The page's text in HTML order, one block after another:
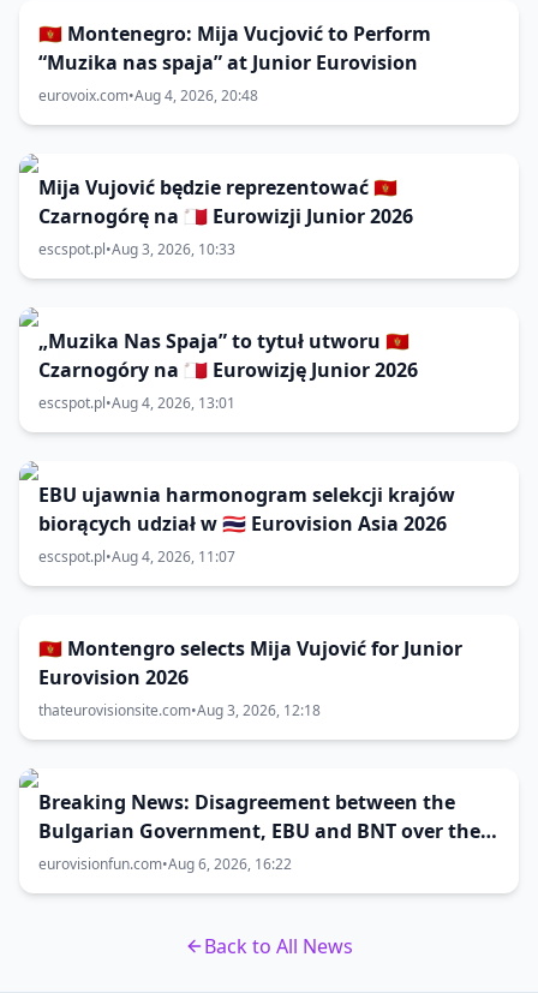
🇲🇪 Montenegro: Mija Vucjović to Perform
“Muzika nas spaja” at Junior Eurovision
eurovoix.com•Aug 4, 2026, 20:48
Mija Vujović będzie reprezentować 🇲🇪
Czarnogórę na 🇲🇹 Eurowizji Junior 2026
escspot.pl•Aug 3, 2026, 10:33
„Muzika Nas Spaja” to tytuł utworu 🇲🇪
Czarnogóry na 🇲🇹 Eurowizję Junior 2026
escspot.pl•Aug 4, 2026, 13:01
EBU ujawnia harmonogram selekcji krajów
biorących udział w 🇹🇭 Eurovision Asia 2026
escspot.pl•Aug 4, 2026, 11:07
🇲🇪 Montengro selects Mija Vujović for Junior
Eurovision 2026
thateurovisionsite.com•Aug 3, 2026, 12:18
Breaking News: Disagreement between the
Bulgarian Government, EBU and BNT over the
Eurovision 2027 host city
eurovisionfun.com•Aug 6, 2026, 16:22
Back to All News